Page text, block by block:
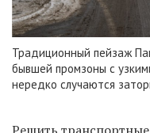
Традиционный пейзаж
бывшей промзоны с
нередко случаются